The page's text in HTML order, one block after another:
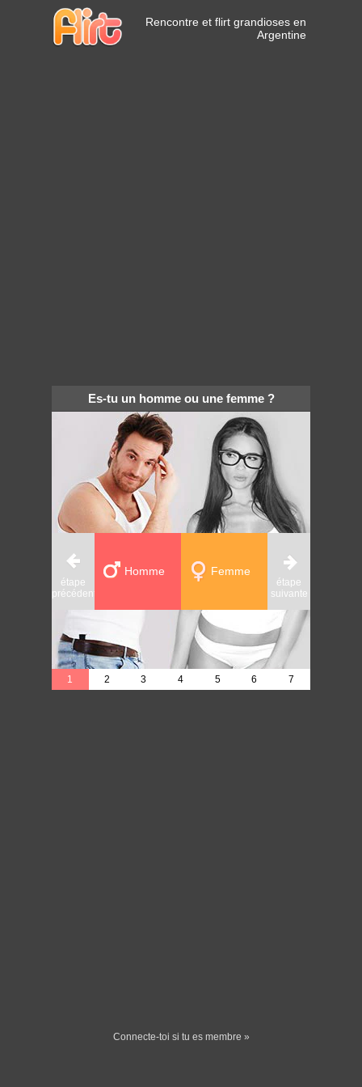
Rencontre et flirt grandioses en
Argentine
Es-tu un homme ou une femme ?
étape
précédente
Femme
Homme
étape
suivante
1 2 3 4 5 6 7
Connecte-toi si tu es membre »